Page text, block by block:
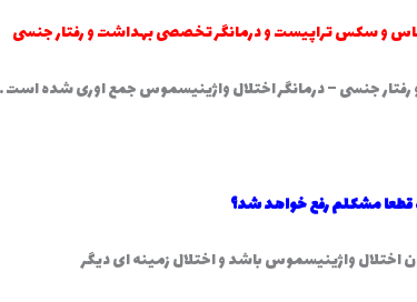
و سکس تراپیست و درمانگر تخصصی بهداشت و رفتار جنسی
قطعا مشکلم رفع خواهد شد؟
اختلال واژینیسموس باشد و اختلال زمینه ای دیگر